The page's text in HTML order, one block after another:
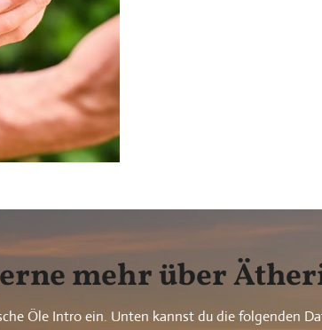
mehr über
Öle Intro ein. Unten kannst du die folgenden